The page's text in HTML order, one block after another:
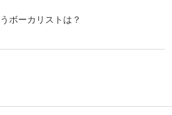
ボーカリストは？